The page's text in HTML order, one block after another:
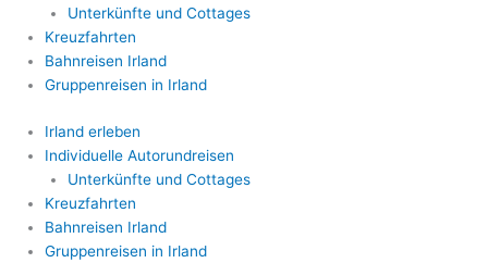
Unterkünfte und Cottages
Kreuzfahrten
Bahnreisen Irland
Gruppenreisen in Irland
Irland erleben
Individuelle Autorundreisen
Unterkünfte und Cottages
Kreuzfahrten
Bahnreisen Irland
Gruppenreisen in Irland